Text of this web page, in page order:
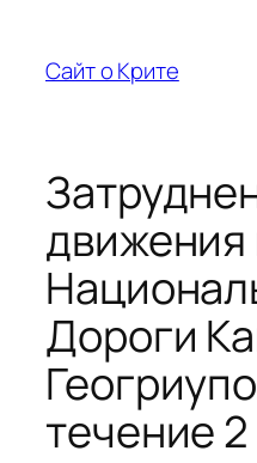
содержимому
Сайт о Крите
движения
Дороги
течение